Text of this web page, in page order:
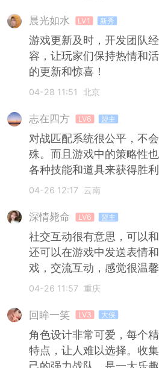
晨光如水 LV1 新秀
游戏更新及时，开发团队
容，让玩家们保持热情和
的更新和惊喜！
04-28 11:51 北京
志在四方 LV6 盟主
对战匹配系统很公平，不
殊。而且游戏中的策略性
各种技能和道具来获得胜利
04-26 12:17 云南
深情毙命 LV6 盟主
社交互动很有意思，可以
还可以在游戏中发送表情
戏，交流互动，感觉很温馨
04-26 11:57 重庆
回眸一笑 LV3 大侠
角色设计非常可爱，每个
特点，让人难以选择。收